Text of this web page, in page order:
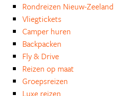
Rondreizen Nieuw-Zeeland
Vliegtickets
Camper huren
Backpacken
Fly & Drive
Reizen op maat
Groepsreizen
Luxe reizen